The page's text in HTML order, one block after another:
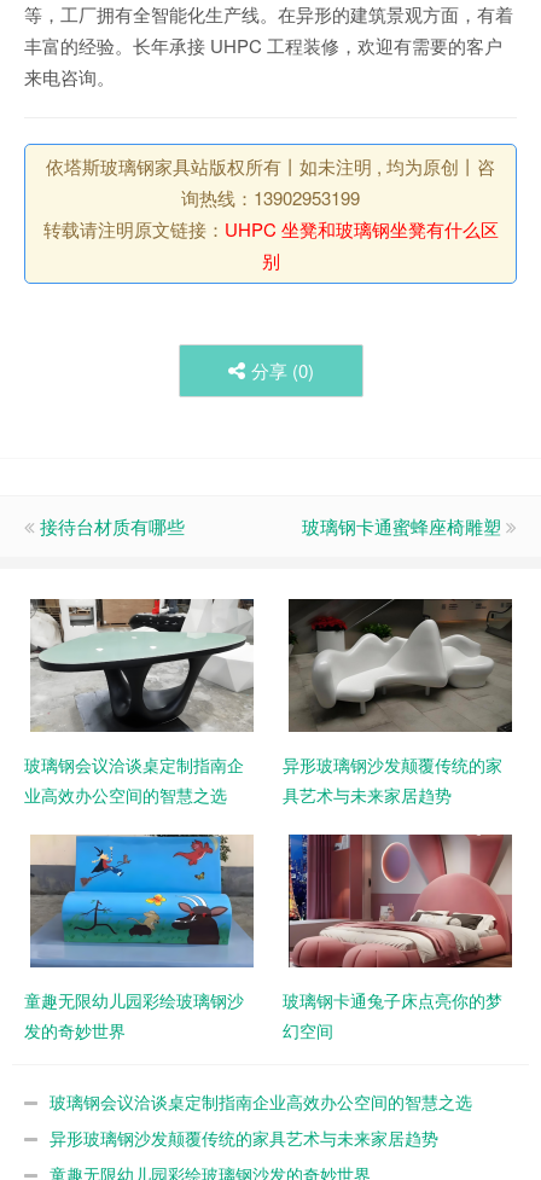
等，工厂拥有全智能化生产线。在异形的建筑景观方面，有着
丰富的经验。长年承接 UHPC 工程装修，欢迎有需要的客户
来电咨询。
依塔斯玻璃钢家具站版权所有丨如未注明 , 均为原创丨咨
询热线：13902953199
转载请注明原文链接： UHPC 坐凳和玻璃钢坐凳有什么区
别
分享 (0)
接待台材质有哪些 玻璃钢卡通蜜蜂座椅雕塑
玻璃钢会议洽谈桌定制指南企
业高效办公空间的智慧之选
异形玻璃钢沙发颠覆传统的家
具艺术与未来家居趋势
童趣无限幼儿园彩绘玻璃钢沙
发的奇妙世界
玻璃钢卡通兔子床点亮你的梦
幻空间
玻璃钢会议洽谈桌定制指南企业高效办公空间的智慧之选
异形玻璃钢沙发颠覆传统的家具艺术与未来家居趋势
童趣无限幼儿园彩绘玻璃钢沙发的奇妙世界